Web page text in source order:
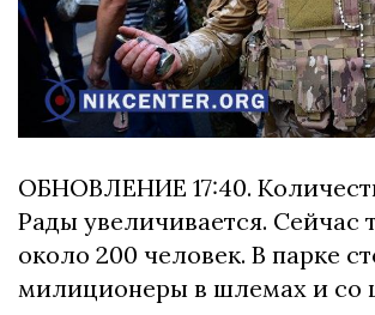
ОБНОВЛЕНИЕ 17:40.
Рады увеличивается. Сейчас
около 200 человек. В парке
милиционеры в шлемах и со